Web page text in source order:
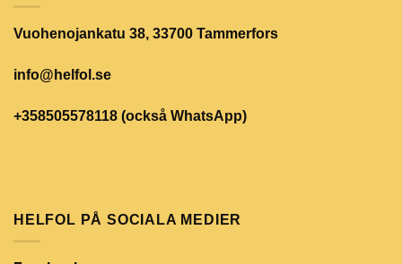
Vuohenojankatu 38, 33700 Tammerfors
info@helfol.se
+358505578118 (också WhatsApp)
HELFOL PÅ SOCIALA MEDIER